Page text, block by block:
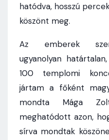
hatódva, hosszú
köszönt meg.
Az emberek
ugyanolyan
100 templomi
jártam a főként
mondta Mága
meghatódott azon,
sírva mondtak